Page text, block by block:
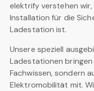
elektrify verstehen
Installation für die
Ladestation ist.
Unsere speziell
Ladestationen
Fachwissen, sondern
Elektromobilität mit.